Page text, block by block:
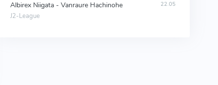
Albirex Niigata - Vanraure Hachinohe
J2-League
22.05